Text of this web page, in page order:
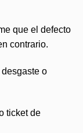
que el defecto
contrario.
o
ticket de